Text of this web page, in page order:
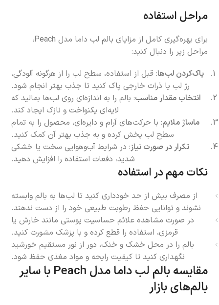
مراحل استفاده
برای بهره‌گیری کامل از مزایای بالم لب داما مدل Peach،
مراحل زیر را دنبال کنید:
پاک‌کردن لب‌ها: قبل از استفاده، سطح لب را از هرگونه آلودگی،
رژ لب یا ذرات خارجی پاک کنید تا جذب بهتر انجام شود.
انتخاب مقدار مناسب: بالم را به اندازه‌ای روی لب‌ها بمالید که
لایه‌ای یکنواخت و نازک ایجاد کند.
ماساژ ملایم: با حرکت‌های آرام و دایره‌ای، محصول را به تمام
سطح لب پخش کرده و به جذب بهتر آن کمک کنید.
تکرار در صورت نیاز: در شرایط آب‌وهوایی سخت یا خشکی
شدید، دفعات استفاده را افزایش دهید.
نکات مهم در استفاده
از مصرف بیش از حد خودداری کنید تا لب‌ها به بالم وابسته
نشوند و توانایی حفظ رطوبت طبیعی خود را از دست ندهند.
در صورت مشاهده علائم حساسیت پوستی مانند خارش یا
قرمزی، استفاده را قطع کرده و با پزشک مشورت کنید.
بالم را در محل خشک و خنک، دور از نور مستقیم خورشید
نگهداری کنید تا کیفیت رایحه و مواد مغذی حفظ شود.
مقایسه بالم لب داما مدل Peach با سایر
بالم‌های بازار